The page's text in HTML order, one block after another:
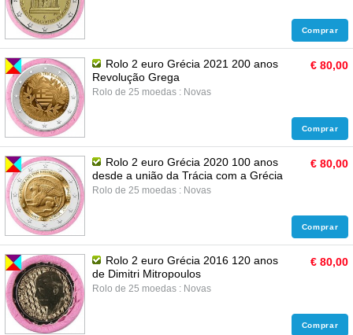
Comprar
Rolo 2 euro Grécia 2021 200 anos
Revolução Grega
Rolo de 25 moedas : Novas
€ 80,00
Comprar
Rolo 2 euro Grécia 2020 100 anos
desde a união da Trácia com a Grécia
Rolo de 25 moedas : Novas
€ 80,00
Comprar
Rolo 2 euro Grécia 2016 120 anos
de Dimitri Mitropoulos
Rolo de 25 moedas : Novas
€ 80,00
Comprar